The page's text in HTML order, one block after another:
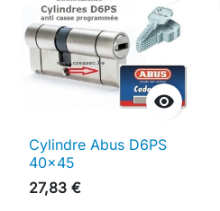

Cylindre Abus D6PS
40x45
27,83 €